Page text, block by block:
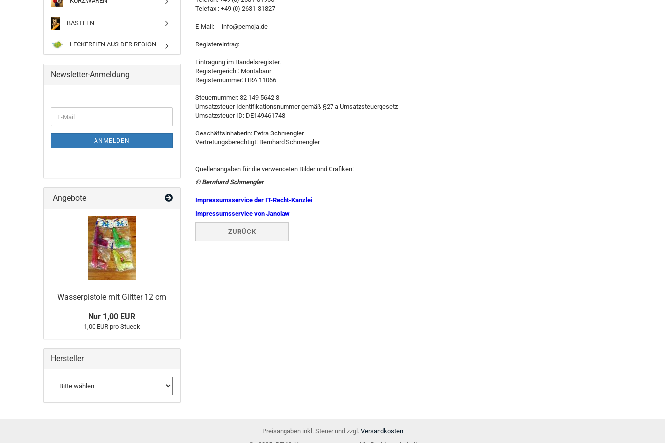
Telefax : +49 (0) 2631-31827
E-Mail: info@pemoja.de
Registereintrag:
Eintragung im Handelsregister.
Registergericht: Montabaur
Registernummer: HRA 11066
Steuernummer: 32 149 5642 8
Umsatzsteuer-Identifikationsnummer gemäß §27 a Umsatzsteuergesetz
Umsatzsteuer-ID: DE149461748
Geschäftsinhaberin: Petra Schmengler
Vertretungsberechtigt: Bernhard Schmengler
Quellenangaben für die verwendeten Bilder und Grafiken:
© Bernhard Schmengler
Impressumsservice der IT-Recht-Kanzlei
Impressumsservice von Janolaw
ZURÜCK
BASTELN
LECKEREIEN AUS DER REGION
Newsletter-Anmeldung
ZUR
E-
Mail
ANMELDEN
Angebote
Wasserpistole mit Glitter 12 cm
Nur 1,00 EUR
1,00 EUR pro Stueck
Hersteller
Preisangaben inkl. Steuer und zzgl. Versandkosten